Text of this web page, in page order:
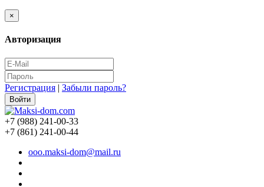
×
Авторизация
Регистрация | Забыли пароль?
+7 (988) 241-00-33
+7 (861) 241-00-44
ooo.maksi-dom@mail.ru